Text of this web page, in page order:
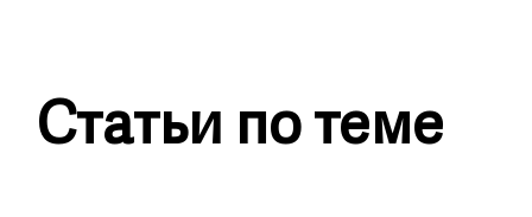
Статьи по теме